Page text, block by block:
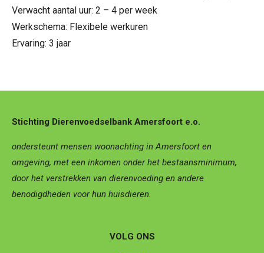
Verwacht aantal uur: 2 – 4 per week
Werkschema: Flexibele werkuren
Ervaring: 3 jaar
Stichting Dierenvoedselbank Amersfoort e.o.
ondersteunt mensen woonachting in Amersfoort en
omgeving, met een inkomen onder het bestaansminimum,
door het verstrekken van dierenvoeding en andere
benodigdheden voor hun huisdieren.
VOLG ONS